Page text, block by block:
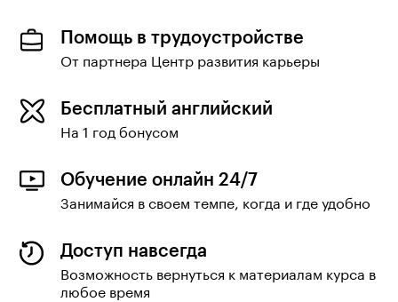
Помощь в трудоустройстве
От партнера Центр развития карьеры
Бесплатный английский
На 1 год бонусом
Обучение онлайн 24/7
Занимайся в своем темпе, когда и где удобно
Доступ навсегда
Возможность вернуться к материалам курса в
любое время